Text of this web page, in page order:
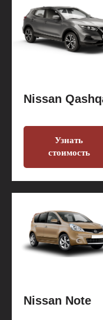
Nissan
Узнать
стоимость
Nissan Note